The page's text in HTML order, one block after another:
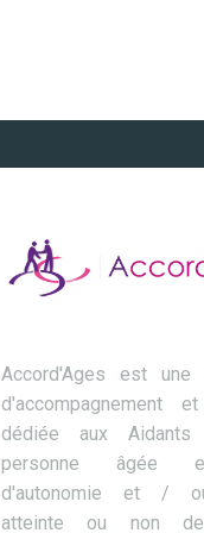
Accord'Ages est une
d'accompagnement
dédiée aux
personne âgée
d'autonomie et /
atteinte ou non